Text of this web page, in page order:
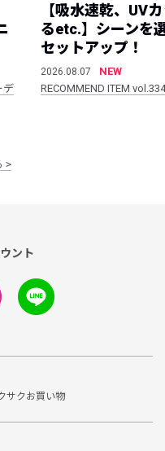
デ
【吸水速乾、UV
るetc.】シーンを
セットアップ！
2026.08.07
NEW
RECOMMEND ITEM vol.334
ント
サクお買い物